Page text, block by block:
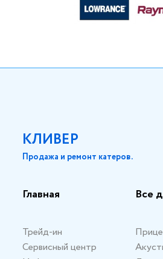
КЛИВЕР
Продажа и ремонт катеров.
Главная
Трейд-ин
Сервисный центр
Все